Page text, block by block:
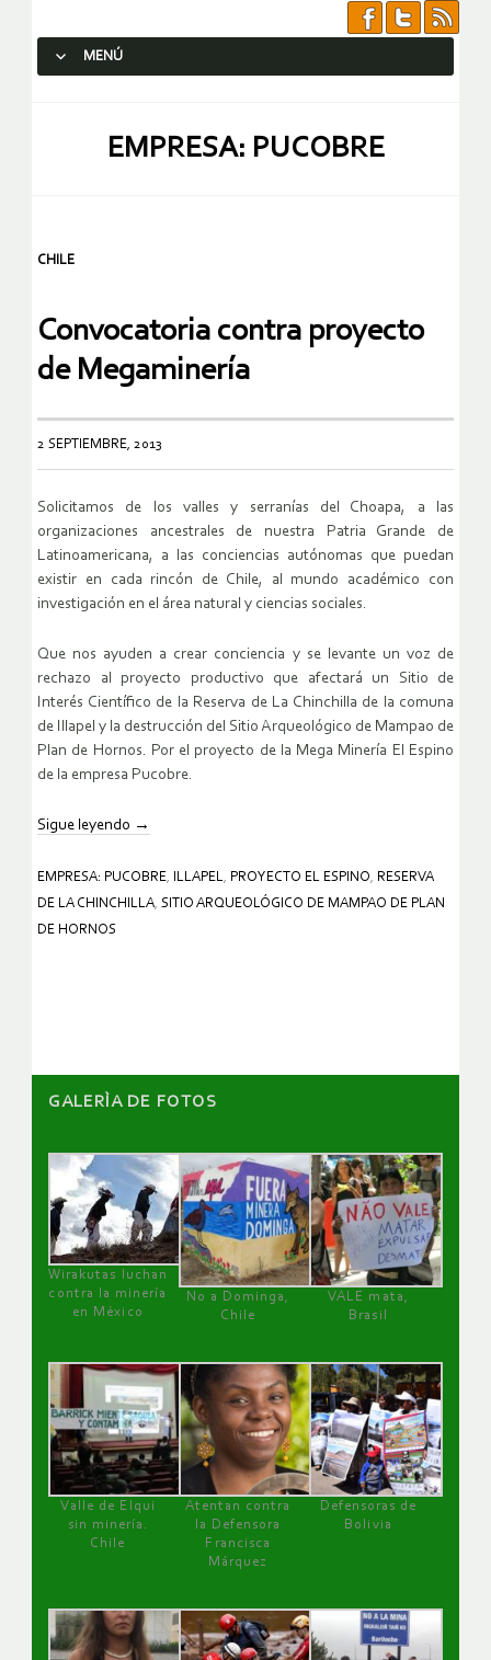
MENÚ
EMPRESA: PUCOBRE
CHILE
Convocatoria contra proyecto
de Megaminería
2 SEPTIEMBRE, 2013
Solicitamos de los valles y serranías del Choapa, a las
organizaciones ancestrales de nuestra Patria Grande de
Latinoamericana, a las conciencias autónomas que puedan
existir en cada rincón de Chile, al mundo académico con
investigación en el área natural y ciencias sociales.
Que nos ayuden a crear conciencia y se levante un voz de
rechazo al proyecto productivo que afectará un Sitio de
Interés Científico de la Reserva de La Chinchilla de la comuna
de Illapel y la destrucción del Sitio Arqueológico de Mampao de
Plan de Hornos. Por el proyecto de la Mega Minería El Espino
de la empresa Pucobre.
Sigue leyendo →
EMPRESA: PUCOBRE, ILLAPEL, PROYECTO EL ESPINO, RESERVA
DE LA CHINCHILLA, SITIO ARQUEOLÓGICO DE MAMPAO DE PLAN
DE HORNOS
GALERÌA DE FOTOS
Wirakutas luchan
contra la minería
en México
No a Dominga,
Chile
VALE mata,
Brasil
Valle de Elqui
sin minería.
Chile
Atentan contra
la Defensora
Francisca
Márquez
Defensoras de
Bolivia